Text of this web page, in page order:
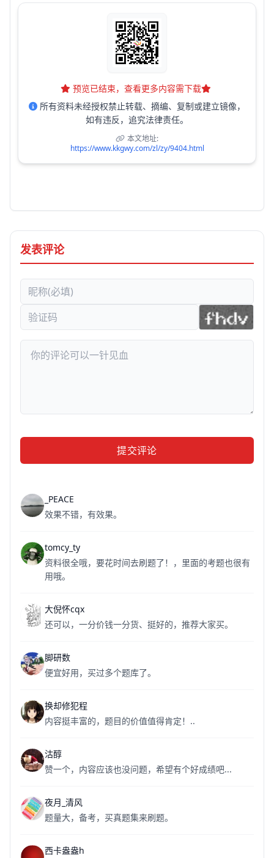
预览已结束，查看更多内容需下载
所有资料未经授权禁止转载、摘编、复制或建立镜像，
如有违反，追究法律责任。
本文地址:
https://www.kkgwy.com/zl/zy/9404.html
发表评论
提交评论
_PEACE
效果不错，有效果。
tomcy_ty
资料很全哦，要花时间去刷题了！，里面的考题也很有
用哦。
大倪怀cqx
还可以，一分价钱一分货、挺好的，推荐大家买。
脚研数
便宜好用，买过多个题库了。
换却修犯程
内容挺丰富的，题目的价值值得肯定！..
沽醇
赞一个，内容应该也没问题，希望有个好成绩吧...
夜月_清风
题量大，备考，买真题集来刷题。
西卡盎盎h